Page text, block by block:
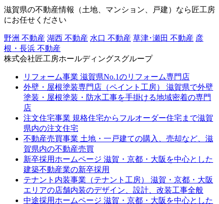
滋賀県の不動産情報（土地、マンション、戸建）なら匠工房
にお任せください
野洲 不動産 湖西 不動産 水口 不動産 草津･瀬田 不動産 彦
根・長浜 不動産
株式会社匠工房ホールディングスグループ
リフォーム事業 滋賀県No.1のリフォーム専門店
外壁・屋根塗装専門店（ペイント工房）
滋賀県で外壁
塗装・屋根塗装・防水工事を手掛ける地域密着の専門
店
注文住宅事業 規格住宅からフルオーダー住宅まで滋賀
県内の注文住宅
不動産売買事業 土地・一戸建ての購入、売却など、滋
賀県内の不動産売買
新卒採用ホームページ 滋賀・京都・大阪を中心とした
建築不動産業の新卒採用
テナント内装事業（テナント工房）
滋賀・京都・大阪
エリアの店舗内装のデザイン、設計、改装工事全般
中途採用ホームページ 滋賀・京都・大阪を中心とした